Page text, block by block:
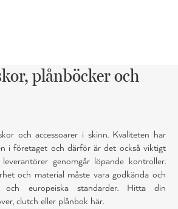
plånböcker och
och accessoarer i skinn. Kvaliteten har
i företaget och därför är det också viktigt
genomgår löpande kontroller.
och material måste vara godkända och
europeiska standarder. Hitta din
clutch eller plånbok här.